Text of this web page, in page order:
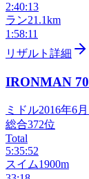
2:40:13
ラン21.1km
1:58:11
リザルト詳細
IRONMAN
ミドル2016年6月
総合372位
Total
5:35:52
スイム1900m